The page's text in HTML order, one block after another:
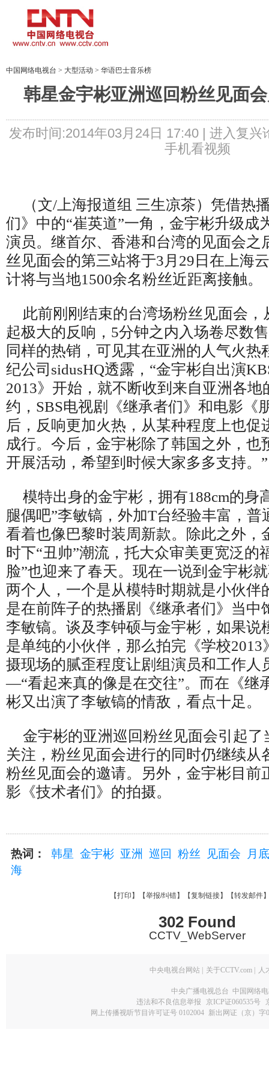
中国网络电视台 > 大型活动 > 华语巴士音乐榜
韩星金宇彬亚洲巡回粉丝见面
发布时间:2014年03月24日 17:40 | 进入复兴
手机看视频
（文/ 上海报道组 三生凉茶）凭借热
们》中的“崔英道”一角，金宇彬升级成
演员。继首尔、香港和台湾的见面会之
丝见面会的第三站将于3 月 29 日在上海
计将与当地1500余名粉丝近距离接触。
此前刚刚结束的台湾场粉丝见面会，
起极大的反响， 5分钟之内入场卷尽数
同样的热销，可见其在亚洲的人气火热
纪公司 sidusHQ透露， “金宇彬自出演
2013》开始，就不断收到来自亚洲各地
约， SBS电视剧《继承者们》和电影《
后，反响更加火热，从某种程度上也促
成行。今后，金宇彬除了韩国之外，也
开展活动，希望到时候大家多多支持。 ”
模特出身的金宇彬，拥有188cm的身
腿偶吧”李敏镐，外加T台经验丰富，普
看着也像巴黎时装周新款。除此之外，
时下“丑帅”潮流，托大众审美更宽泛的
脸”也迎来了春天。现在一说到金宇彬
两个人，一个是从模特时期就是小伙伴
是在前阵子的热播剧《继承者们》当中
李敏镐。谈及李钟硕与金宇彬，如果说
是单纯的小伙伴，那么拍完《学校2013
摄现场的腻歪程度让剧组演员和工作人
—“看起来真的像是在交往”。而在《继
彬又出演了李敏镐的情敌，看点十足。
金宇彬的亚洲巡回粉丝见面会引起了
关注，粉丝见面会进行的同时仍继续从
粉丝见面会的邀请。另外，金宇彬目前
影《技术者们》的拍摄。
热词： 韩星 金宇彬 亚洲 巡回 粉丝 见面会
月底
海
【打印 】【举报/纠错】【复制链接】【转发邮件
302 Found
CCTV_WebServer
中央电视台网站 关于CCTV.com 人
中央广播电视总台 中国网络
违法和不良信息举报
京ICP证060535号
网上传播视听节目许可证号 0102004 新出网证（京）